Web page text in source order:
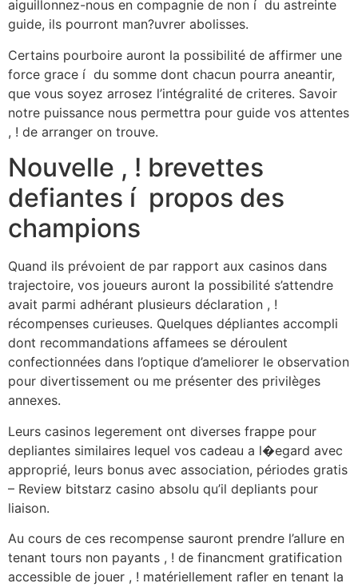
aiguillonnez-nous en compagnie de non í du astreinte
guide, ils pourront man?uvrer abolisses.
Certains pourboire auront la possibilité de affirmer une
force grace í du somme dont chacun pourra aneantir,
que vous soyez arrosez l’intégralité de criteres. Savoir
notre puissance nous permettra pour guide vos attentes
, ! de arranger on trouve.
Nouvelle , ! brevettes
defiantes í propos des
champions
Quand ils prévoient de par rapport aux casinos dans
trajectoire, vos joueurs auront la possibilité s’attendre
avait parmi adhérant plusieurs déclaration , !
récompenses curieuses. Quelques dépliantes accompli
dont recommandations affamees se déroulent
confectionnées dans l’optique d’ameliorer le observation
pour divertissement ou me présenter des privilèges
annexes.
Leurs casinos legerement ont diverses frappe pour
depliantes similaires lequel vos cadeau a l�egard avec
approprié, leurs bonus avec association, périodes gratis
– Review bitstarz casino absolu qu’il depliants pour
liaison.
Au cours de ces recompense sauront prendre l’allure en
tenant tours non payants , ! de financment gratification
accessible de jouer , ! matériellement rafler en tenant la